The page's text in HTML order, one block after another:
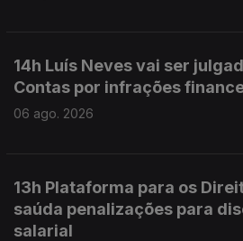
14h Luís Neves vai ser
Contas por infrações
06 ago. 2026
13h Plataforma para os
saúda penalizações para
salarial